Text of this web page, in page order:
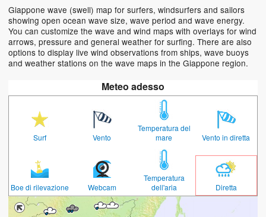
Giappone wave (swell) map for surfers, windsurfers and sailors
showing open ocean wave size, wave period and wave energy.
You can customize the wave and wind maps with overlays for wind
arrows, pressure and general weather for surfing. There are also
options to display live wind observations from ships, wave buoys
and weather stations on the wave maps in the Giappone region.
Meteo adesso
Surf Vento
Temperatura del
mare
Vento in diretta
Boe di rilevazione Webcam
Temperatura
dell'aria
Diretta